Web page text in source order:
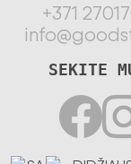
+371
SEKITE